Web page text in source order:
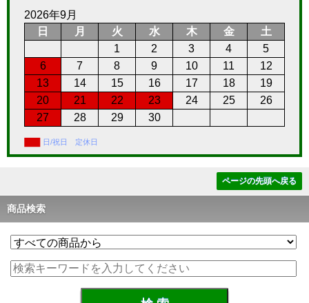
2026年9月
日
月 火 水 木 金
土
1
2 3 4
5
6
7 8 9 10 11
12
13
14 15 16 17 18
19
20
21 22 23 24 25
26
27
28 29 30
日/祝日 定休日
ページの先頭へ戻る
商品検索